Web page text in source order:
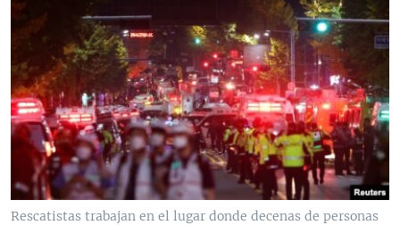
Rescatistas trabajan en el lugar donde decenas de personas